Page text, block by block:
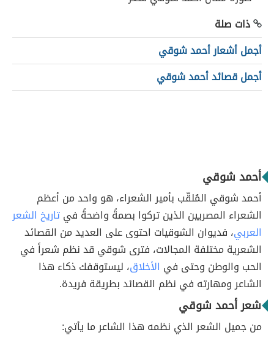
ذات صلة
أجمل أشعار أحمد شوقي
أجمل قصائد أحمد شوقي
أحمد شوقي
أحمد شوقي المُلقّب بأمير الشعراء، هو واحد من أعظم
الشعراء المصريين الذين تركوا بصمةً واضحةً فيتاريخ الشعر
العربي، فديوان الشوقيات احتوى على العديد من القصائد
الشعرية مختلفة المجالات، فترى شوقي قد نظم شعراً في
الحب والوطن وحتى في الأخلاق، ليستوقفك ذكاء هذا
الشاعر ومهارته في نظم القصائد بطريقة فريدة.
شعر أحمد شوقي
من جميل الشعر الذي نظمه هذا الشاعر ما يأتي: